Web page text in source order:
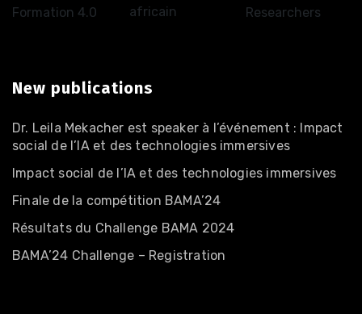
Formation 4.0
africain
Researchers
New publications
Dr. Leila Mekacher est speaker à l’événement : Impact
social de l’IA et des technologies immersives
Impact social de l’IA et des technologies immersives
Finale de la compétition BAMA’24
Résultats du Challenge BAMA 2024
BAMA’24 Challenge – Registration